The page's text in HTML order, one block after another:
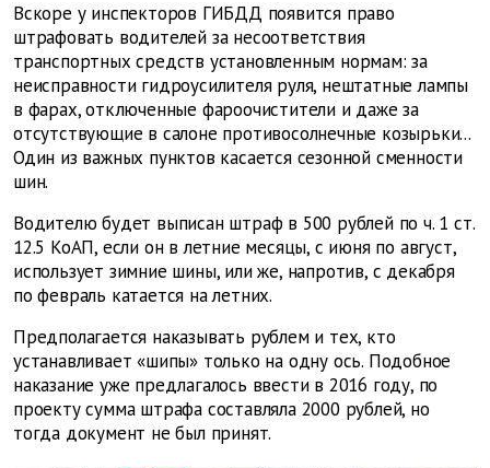
Вскоре у инспекторов ГИБДД появится право
штрафовать водителей за несоответствия
транспортных средств установленным нормам: за
неисправности гидроусилителя руля, нештатные лампы
в фарах, отключенные фароочистители и даже за
отсутствующие в салоне противосолнечные козырьки...
Один из важных пунктов касается сезонной сменности
шин.
Водителю будет выписан штраф в 500 рублей по ч. 1 ст.
12.5 КоАП, если он в летние месяцы, с июня по август,
использует зимние шины, или же, напротив, с декабря
по февраль катается на летних.
Предполагается наказывать рублем и тех, кто
устанавливает «шипы» только на одну ось. Подобное
наказание уже предлагалось ввести в 2016 году, по
проекту сумма штрафа составляла 2000 рублей, но
тогда документ не был принят.